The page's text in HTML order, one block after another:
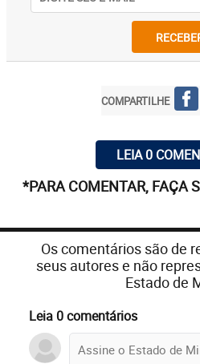
COMPARTILHE
LEIA 0
*PARA COMENTAR, FAÇA
Os comentários são de
seus autores e não
Estado de
Leia 0 comentários